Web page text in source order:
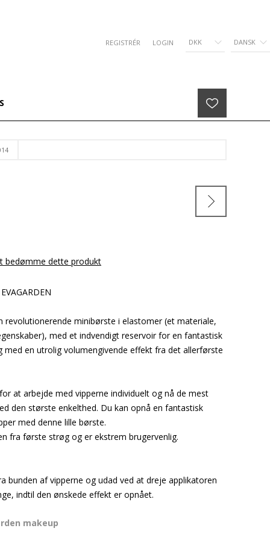
REGISTRÉR LOGIN DKK DANSK
bedømme dette produkt
revolutionerende minibørste i elastomer (et materiale,
med et indvendigt reservoir for en fantastisk
med en utrolig volumengivende effekt fra det allerførste
at arbejde med vipperne individuelt og nå de mest
den største enkelthed. Du kan opnå en fantastisk
med denne lille børste.
fra første strøg og er ekstrem brugervenlig.
bunden af vipperne og udad ved at dreje applikatoren
indtil den ønskede effekt er opnået.
makeup